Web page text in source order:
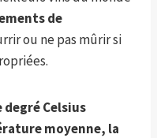
de
ou ne pas mûrir si
degré Celsius
moyenne, la